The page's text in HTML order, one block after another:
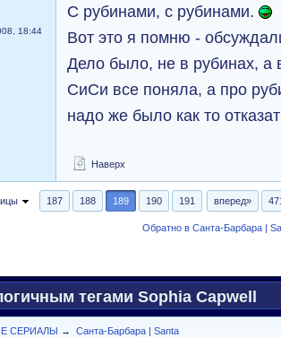
18:44
С рубинами, с рубинами.
Вот это я помню -
Дело было, не в рубинах, а
СиСи все поняла, а про
надо же было как то
Наверх
187 188 189 190 191 вперед»
Обратно в Санта-Барбара |
тегами Sophia Capwell
СЕРИАЛЫ →
Санта-Барбара | Santa